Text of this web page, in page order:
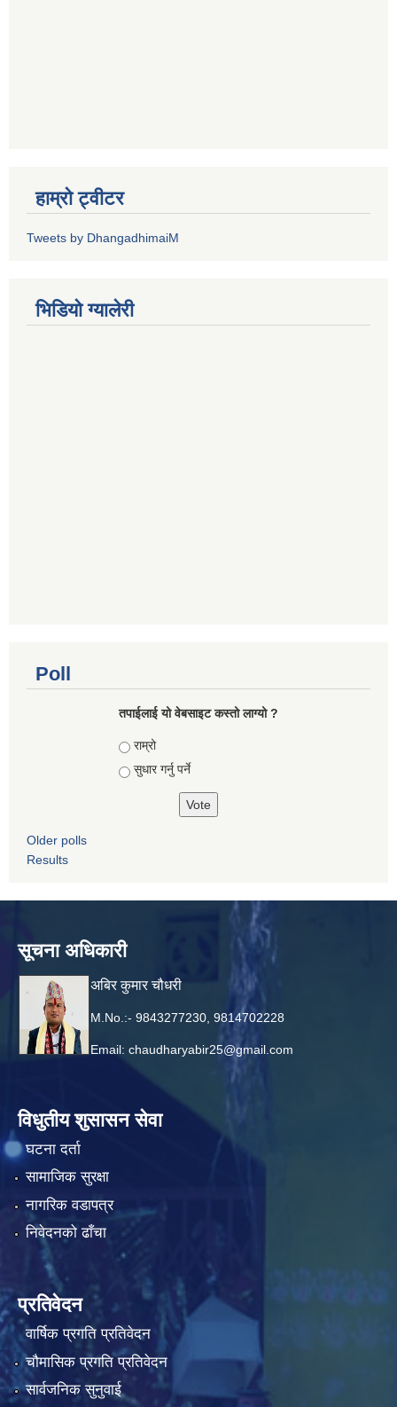
हाम्रो ट्वीटर
Tweets by DhangadhimaiM
भिडियाे ग्यालेरी
Poll
तपाई‌लाई यो वेबसाइट कस्तो लाग्यो ?
Choices
राम्रो
सुधार गर्नु पर्ने
Older polls
Results
सूचना अधिकारी
अबिर कुमार चौधरी
M.No.:- 9843277230, 9814702228
Email: chaudharyabir25@gmail.com
विधुतीय शुसासन सेवा
घटना दर्ता
सामाजिक सुरक्षा
नागरिक वडापत्र
निवेदनको ढाँचा
प्रतिवेदन
वार्षिक प्रगति प्रतिवेदन
चौमासिक प्रगति प्रतिवेदन
सार्वजनिक सुनुवाई